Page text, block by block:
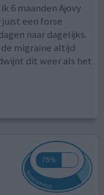
6 maanden Ajovy
een forse
naar dagelijks.
de migraine altijd
dit weer als het